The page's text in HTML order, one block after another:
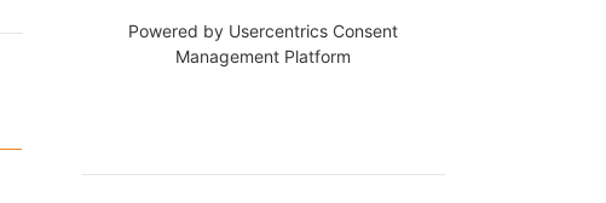
Powered by Usercentrics Consent
Management Platform